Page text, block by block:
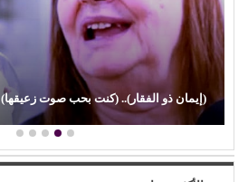
(إيمان ذو الفقار).. (كنت بحب صوت زعيقها)